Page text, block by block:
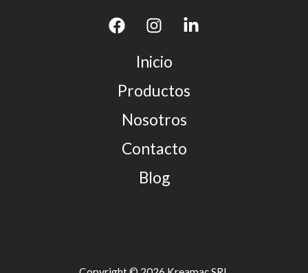
Inicio
Productos
Nosotros
Contacto
Blog